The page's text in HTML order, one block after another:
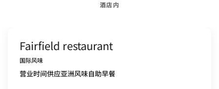
酒店内
Fairfield restaurant
国际风味
营业时间供应亚洲风味自助早餐